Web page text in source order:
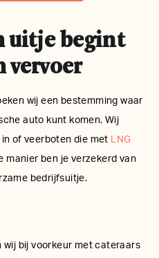
uitje begint
vervoer
wij een bestemming waar
auto kunt komen. Wij
of veerboten die met LNG
manier ben je verzekerd van
bedrijfsuitje.
wij bij voorkeur met cateraars